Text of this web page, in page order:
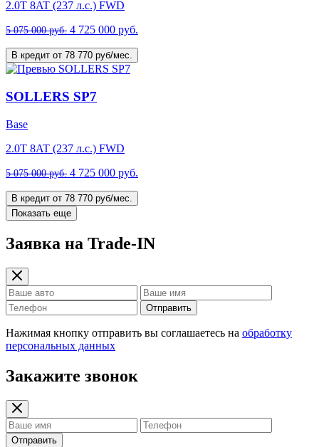
2.0T 8AT (237 л.с.) FWD
5 075 000 руб. 4 725 000 руб.
В кредит от 78 770 руб/мес.
SOLLERS SP7
Base
2.0T 8AT (237 л.с.) FWD
5 075 000 руб. 4 725 000 руб.
В кредит от 78 770 руб/мес.
Показать еще
Заявка на Trade-IN
Отправить
Нажимая кнопку отправить вы соглашаетесь на обработку
персональных данных
Закажите звонок
Отправить